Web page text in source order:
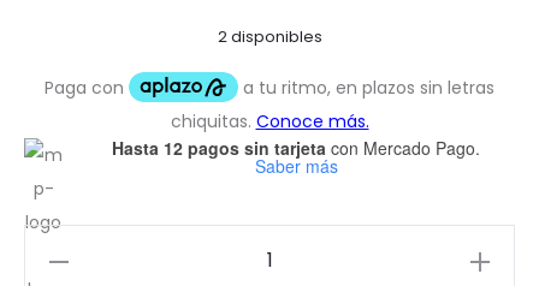
original
era:
$4,000.00.
es:
$2,500.00.
2 disponibles
Hasta 12 pagos sin tarjeta con Mercado Pago.
Saber más